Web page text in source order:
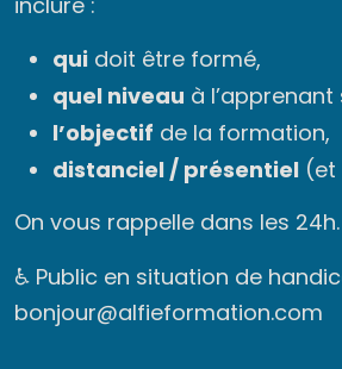
qui doit être formé,
quel niveau à l’apprenant
l’objectif de la formation,
distanciel / présentiel (et
On vous rappelle dans les 24h.
♿ Public en situation de
bonjour@alfieformation.com